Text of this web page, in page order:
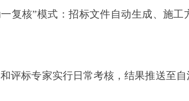
复核”模式：招标文件自动生成、施
和评标专家实行日常考核，结果推送至自